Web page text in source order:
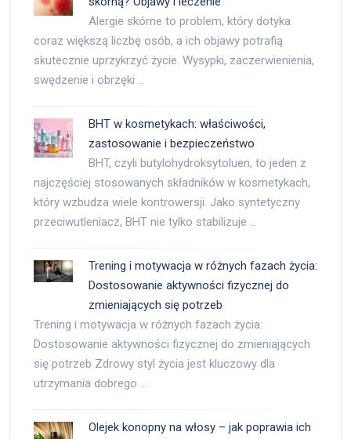
Alergie skórne to problem, który dotyka
coraz większą liczbę osób, a ich objawy potrafią
skutecznie uprzykrzyć życie. Wysypki, zaczerwienienia,
swędzenie i obrzęki …
BHT w kosmetykach: właściwości,
zastosowanie i bezpieczeństwo
BHT, czyli butylohydroksytoluen, to jeden z
najczęściej stosowanych składników w kosmetykach,
który wzbudza wiele kontrowersji. Jako syntetyczny
przeciwutleniacz, BHT nie tylko stabilizuje …
Trening i motywacja w różnych fazach życia:
Dostosowanie aktywności fizycznej do
zmieniających się potrzeb
Trening i motywacja w różnych fazach życia:
Dostosowanie aktywności fizycznej do zmieniających
się potrzeb Zdrowy styl życia jest kluczowy dla
utrzymania dobrego …
Olejek konopny na włosy – jak poprawia ich